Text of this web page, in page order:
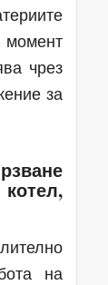
чрез
за
на